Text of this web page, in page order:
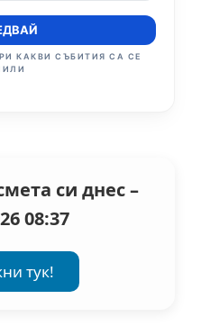
КАКВИ СЪБИТИЯ СА СЕ
си днес –
08:37
тук!